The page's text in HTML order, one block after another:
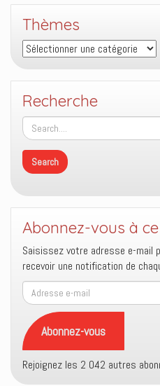
devant
ton
grand
Dieu
Thèmes
Thèmes
Recherche
Abonnez-vous à
Saisissez votre adresse e-mail
recevoir une notification de
Adresse
e-
mail
Abonnez-vous
Rejoignez les 2 042 autres